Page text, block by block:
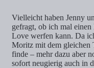
Vielleicht haben Jenny
gefragt, ob ich mal
Love werfen kann. Da
Moritz mit dem gleichen
finde – mehr dazu aber
sofort neugierig auch in